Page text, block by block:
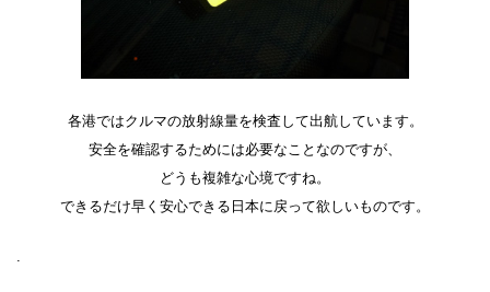
各港ではクルマの放射線量を検査して出航しています。
安全を確認するためには必要なことなのですが、
どうも複雑な心境ですね。
できるだけ早く安心できる日本に戻って欲しいものです。
.